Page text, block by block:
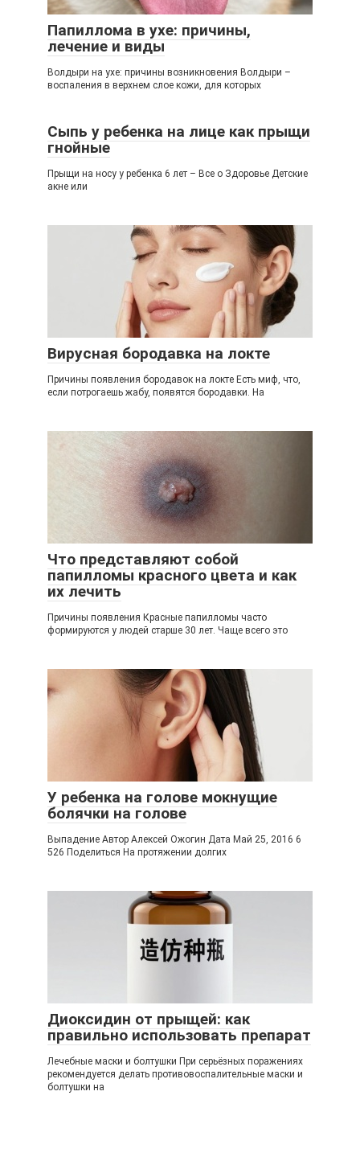
Папиллома в ухе: причины,
лечение и виды
Волдыри на ухе: причины возникновения Волдыри –
воспаления в верхнем слое кожи, для которых
Сыпь у ребенка на лице как прыщи
гнойные
Прыщи на носу у ребенка 6 лет – Все о Здоровье Детские
акне или
Вирусная бородавка на локте
Причины появления бородавок на локте Есть миф, что,
если потрогаешь жабу, появятся бородавки. На
Что представляют собой
папилломы красного цвета и как
их лечить
Причины появления Красные папилломы часто
формируются у людей старше 30 лет. Чаще всего это
У ребенка на голове мокнущие
болячки на голове
Выпадение Автор Алексей Ожогин Дата Май 25, 2016 6
526 Поделиться На протяжении долгих
Диоксидин от прыщей: как
правильно использовать препарат
Лечебные маски и болтушки При серьёзных поражениях
рекомендуется делать противовоспалительные маски и
болтушки на